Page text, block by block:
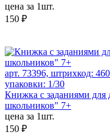
цена за 1шт.
150 ₽
арт. 73396, штрихкод:
упаковки: 1/30
Книжка с заданиями для
школьников" 7+
цена за 1шт.
150 ₽